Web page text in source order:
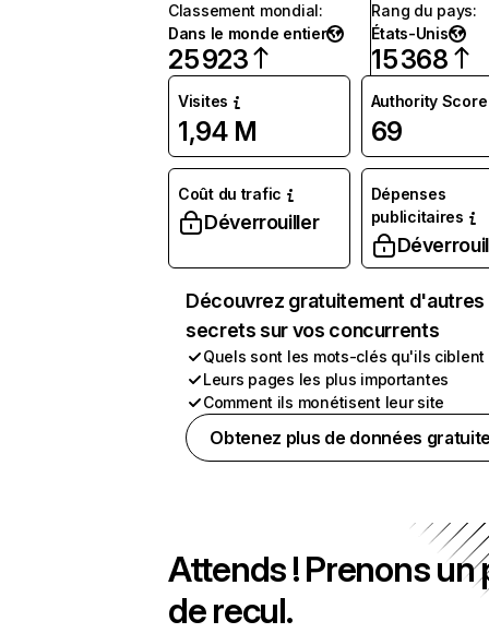
Classement mondial:
Dans le monde entier
25 923
Rang du pays:
États-Unis
15 368
Visites
1,94 M
Authority Score
69
Coût du trafic
Déverrouiller
Dépenses
publicitaires
Découvrez gratuitement d'autres
secrets sur vos concurrents
Quels sont les mots-clés qu'ils ciblent
Leurs pages les plus importantes
Comment ils monétisent leur site
Obtenez plus de données
Attends ! Prenons un
de recul.